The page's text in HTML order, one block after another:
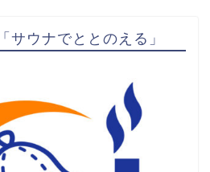
サウナでととのえる」